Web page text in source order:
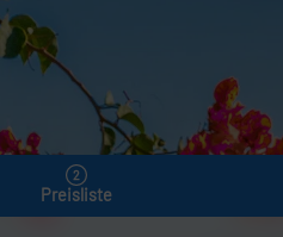
Preisliste